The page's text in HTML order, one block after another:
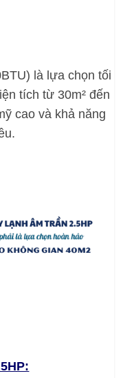
là lựa chọn tối
tích từ 30m² đến
cao và khả năng